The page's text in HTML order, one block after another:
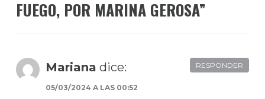
FUEGO, POR MARINA GEROSA”
Mariana dice:
05/03/2024 A LAS 00:52
RESPONDER